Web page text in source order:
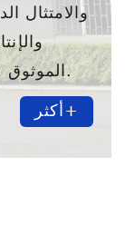
والامتثال
الموثوق به للشركات في جميع أنحاء العالم.
أكثر+